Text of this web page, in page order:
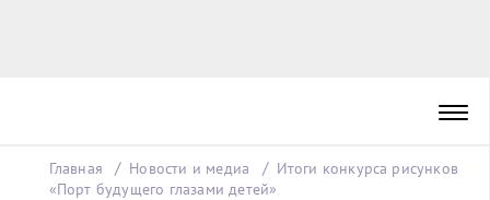
Главная Новости и медиа
Итоги конкурса рисунков
«Порт будущего глазами детей»